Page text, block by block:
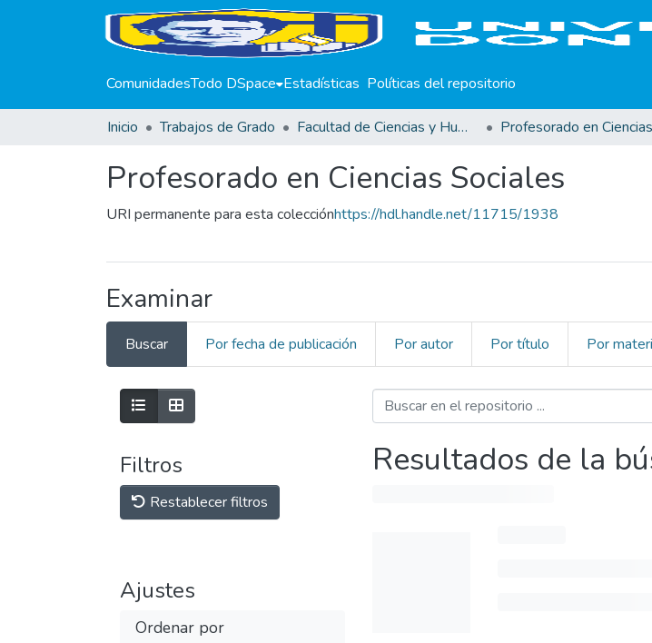
ComunidadesTodo DSpace Estadísticas Políticas del repositorio
Inicio Trabajos de Grado Facultad de Ciencias y Humanidades
Profesorado en Ciencias Sociales
URI permanente para esta colecciónhttps://hdl.handle.net/11715/1938
Examinar
Buscar Por fecha de publicación Por autor Por título Por
Filtros
Restablecer filtros
Ajustes
Ordenar por
Resultados de la